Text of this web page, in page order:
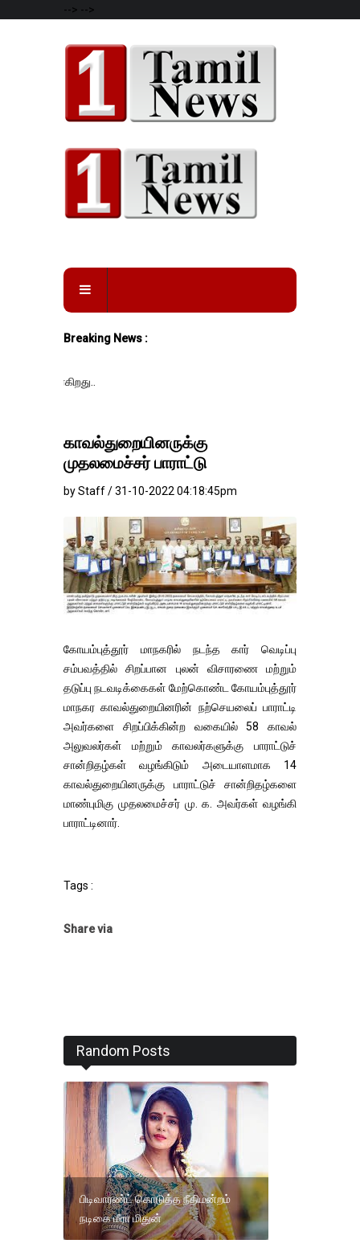
--> -->
Breaking News :
காவல்துறையினருக்கு
முதலமைச்சர் பாராட்டு
by Staff / 31-10-2022 04:18:45pm
கோயம்புத்தூர் மாநகரில் நடந்த கார் வெடிப்பு
சம்பவத்தில் சிறப்பான புலன் விசாரணை மற்றும்
தடுப்பு நடவடிக்கைகள் மேற்கொண்ட கோயம்புத்தூர்
மாநகர காவல்துறையினரின் நற்செயலைப் பாராட்டி
அவர்களை சிறப்பிக்கின்ற வகையில் 58 காவல்
அலுவலர்கள் மற்றும் காவலர்களுக்கு பாராட்டுச்
சான்றிதழ்கள் வழங்கிடும் அடையாளமாக 14
காவல்துறையினருக்கு பாராட்டுச் சான்றிதழ்களை
மாண்புமிகு முதலமைச்சர் மு. க. அவர்கள் வழங்கி
பாராட்டினார்.
Tags :
Share via
Random Posts
பிடிவாரண்ட் கொடுத்த நீதிமன்றம்
நடிகை மீரா மிதுன்